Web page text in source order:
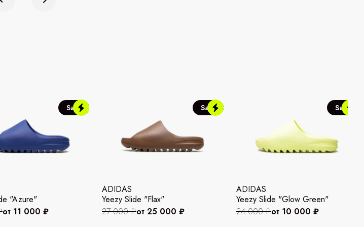
Sale
"Azure"
от 11 000 ₽
Sale
ADIDAS
Yeezy Slide "Flax"
27 000 ₽от 25 000 ₽
Sale
ADIDAS
Yeezy Slide "Glow Green"
24 000 ₽от 10 000 ₽